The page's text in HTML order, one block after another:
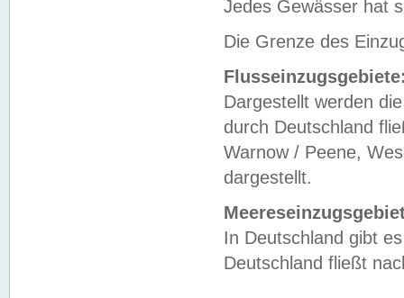
Jedes Gewässer hat
Die Grenze des
Dargestellt werden
durch Deutschland
Warnow / Peene,
dargestellt.
In Deutschland gibt
Deutschland fließt